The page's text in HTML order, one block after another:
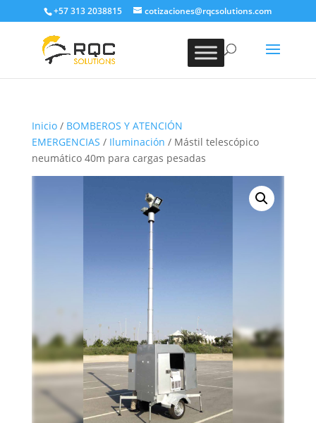
+57 313 2038815 cotizaciones@rqcsolutions.com
Inicio/ BOMBEROS Y ATENCIÓN
EMERGENCIAS / Iluminación / Mástil telescópico
neumático 40m para cargas pesadas